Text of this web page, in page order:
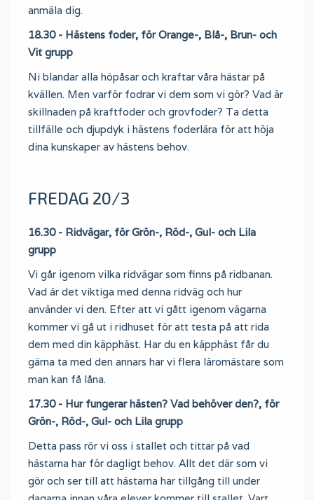
anmäla dig.
18.30 - Hästens foder, för Orange-, Blå-, Brun- och
Vit grupp
Ni blandar alla höpåsar och kraftar våra hästar på
kvällen. Men varför fodrar vi dem som vi gör? Vad är
skillnaden på kraftfoder och grovfoder? Ta detta
tillfälle och djupdyk i hästens foderlära för att höja
dina kunskaper av hästens behov.
FREDAG 20/3
16.30 - Ridvägar, för Grön-, Röd-, Gul- och Lila
grupp
Vi går igenom vilka ridvägar som finns på ridbanan.
Vad är det viktiga med denna ridväg och hur
använder vi den. Efter att vi gått igenom vägarna
kommer vi gå ut i ridhuset för att testa på att rida
dem med din käpphäst. Har du en käpphäst får du
gärna ta med den annars har vi flera läromästare som
man kan få låna.
17.30 - Hur fungerar hästen? Vad behöver den?, för
Grön-, Röd-, Gul- och Lila grupp
Detta pass rör vi oss i stallet och tittar på vad
hästarna har för dagligt behov. Allt det där som vi
gör och ser till att hästarna har tillgång till under